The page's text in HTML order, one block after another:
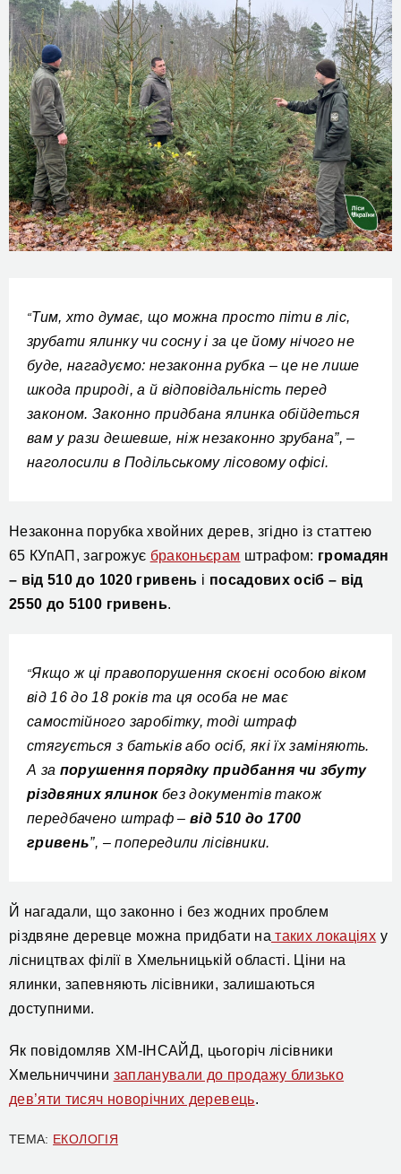
“Тим, хто думає, що можна просто піти в ліс,
зрубати ялинку чи сосну і за це йому нічого не
буде, нагадуємо: незаконна рубка – це не лише
шкода природі, а й відповідальність перед
законом. Законно придбана ялинка обійдеться
вам у рази дешевше, ніж незаконно зрубана”, –
наголосили в Подільському лісовому офісі.
Незаконна порубка хвойних дерев, згідно із статтею
65 КУпАП, загрожує браконьєрам штрафом: громадян
– від 510 до 1020 гривень і посадових осіб – від
2550 до 5100 гривень.
“Якщо ж ці правопорушення скоєні особою віком
від 16 до 18 років та ця особа не має
самостійного заробітку, тоді штраф
стягується з батьків або осіб, які їх заміняють.
А за порушення порядку придбання чи збуту
різдвяних ялинокбез документів також
передбачено штраф –від 510 до 1700
гривень”, – попередили лісівники.
Й нагадали, що законно і без жодних проблем
різдвяне деревце можна придбати на таких локаціях у
лісництвах філії в Хмельницькій області. Ціни на
ялинки, запевняють лісівники, залишаються
доступними.
Як повідомляв ХМ-ІНСАЙД, цьогоріч лісівники
Хмельниччини запланували до продажу близько
дев’яти тисяч новорічних деревець.
ТЕМА: ЕКОЛОГІЯ